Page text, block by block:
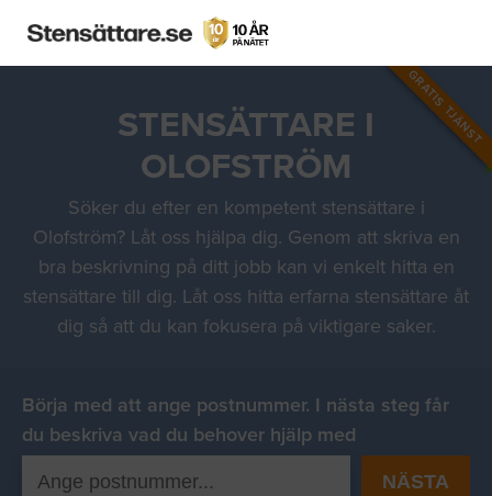
GRATIS TJÄNST
STENSÄTTARE I
OLOFSTRÖM
Söker du efter en kompetent stensättare i
Olofström? Låt oss hjälpa dig. Genom att skriva en
bra beskrivning på ditt jobb kan vi enkelt hitta en
stensättare till dig. Låt oss hitta erfarna stensättare åt
dig så att du kan fokusera på viktigare saker.
Börja med att ange postnummer. I nästa steg får
du beskriva vad du behover hjälp med
NÄSTA